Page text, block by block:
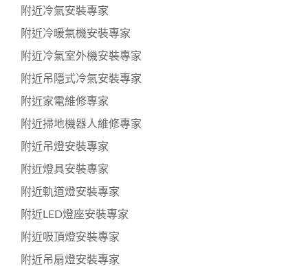
附近冷氣安裝專家
附近冷暖氣機安裝專家
附近冷氣室外機安裝專家
附近吊隱式冷氣安裝專家
附近家電維修專家
附近掃地機器人維修專家
附近吊燈安裝專家
附近燈具安裝專家
附近軌道燈安裝專家
附近LED燈座安裝專家
附近吸頂燈安裝專家
附近吊扇燈安裝專家